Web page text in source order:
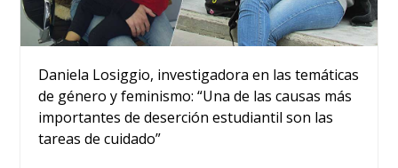
Daniela Losiggio, investigadora en las temáticas
de género y feminismo: “Una de las causas más
importantes de deserción estudiantil son las
tareas de cuidado”